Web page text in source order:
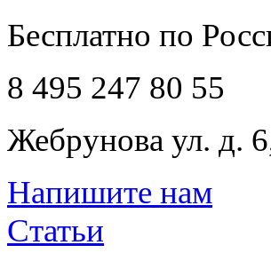
Бесплатно по
8 495 247 80 55
Жебрунова ул. д.
Напишите нам
Статьи